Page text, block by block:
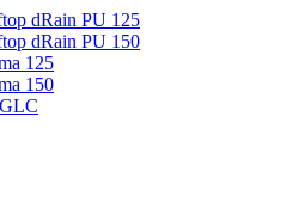
dRain PU 125
dRain PU 150
125
150